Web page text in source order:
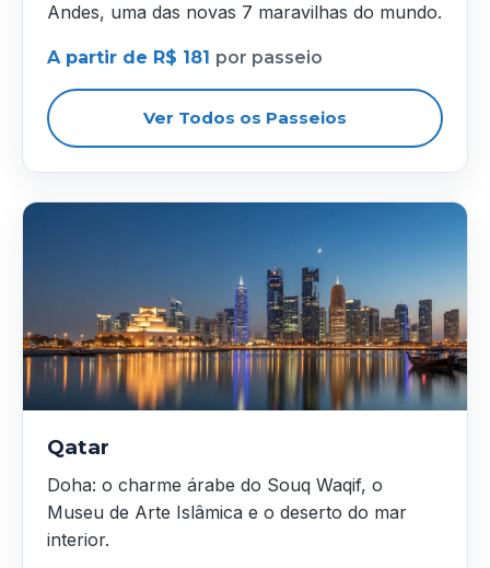
Andes, uma das novas 7 maravilhas do mundo.
A partir de R$ 181 por passeio
Ver Todos os Passeios
Qatar
Doha: o charme árabe do Souq Waqif, o
Museu de Arte Islâmica e o deserto do mar
interior.